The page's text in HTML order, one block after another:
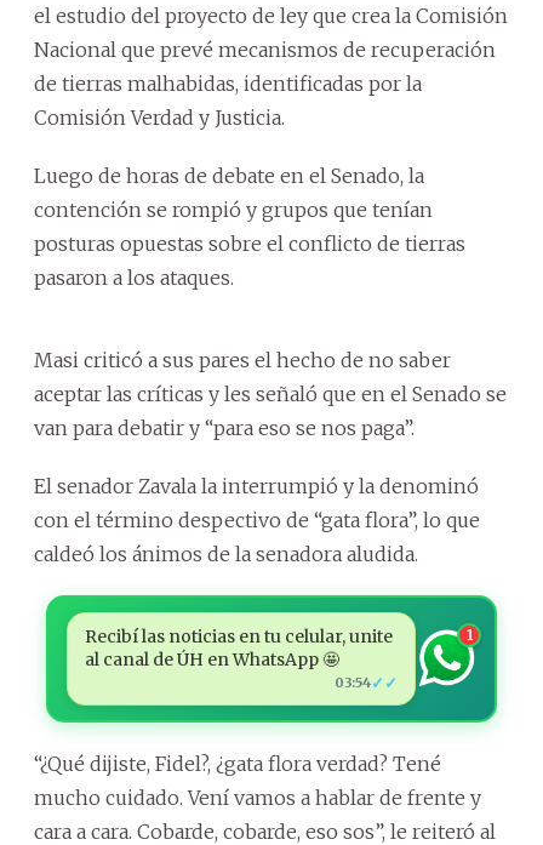
el estudio del proyecto de ley que crea la Comisión
Nacional que prevé mecanismos de recuperación
de tierras malhabidas, identificadas por la
Comisión Verdad y Justicia.
Luego de horas de debate en el Senado, la
contención se rompió y grupos que tenían
posturas opuestas sobre el conflicto de tierras
pasaron a los ataques.
Masi criticó a sus pares el hecho de no saber
aceptar las críticas y les señaló que en el Senado se
van para debatir y “para eso se nos paga”.
El senador Zavala la interrumpió y la denominó
con el término despectivo de “gata flora”, lo que
caldeó los ánimos de la senadora aludida.
Recibí las noticias en tu celular, unite
al canal de ÚH en WhatsApp 🤩
03:54✓✓
1
“¿Qué dijiste, Fidel?, ¿gata flora verdad? Tené
mucho cuidado. Vení vamos a hablar de frente y
cara a cara. Cobarde, cobarde, eso sos”, le reiteró al